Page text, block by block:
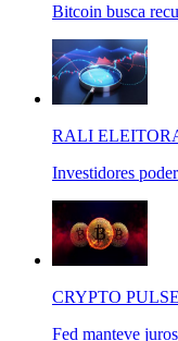
Bitcoin busca
RALI
Investidores
CRYPTO PULSE
Fed manteve